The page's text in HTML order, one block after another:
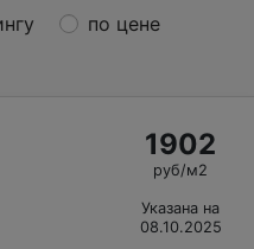
по цене
1902
руб/м2
Указана на
08.10.2025